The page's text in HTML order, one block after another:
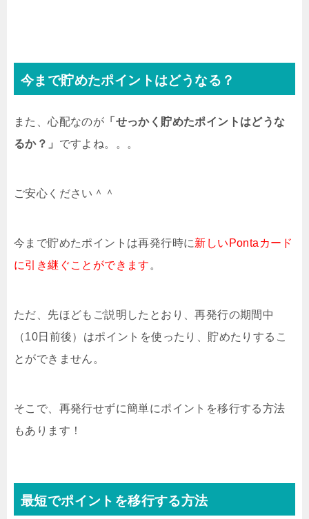
今まで貯めたポイントはどうなる？
また、心配なのが 「せっかく貯めたポイントはどうな
るか？」 ですよね。。。
ご安心ください＾＾
今まで貯めたポイントは再発行時に新しいPontaカード
に引き継ぐことができます 。
ただ、先ほどもご説明したとおり、再発行の期間中
（10日前後）はポイントを使ったり、貯めたりするこ
とができません。
そこで、再発行せずに簡単にポイントを移行する方法
もあります！
最短でポイントを移行する方法